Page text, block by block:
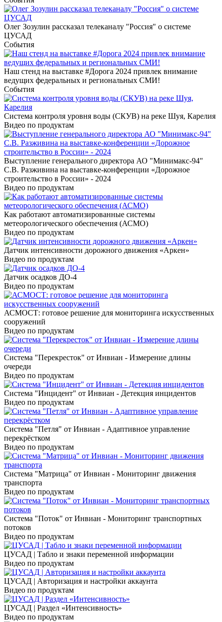
Олег Зозулин рассказал телеканалу "Россия" о системе
ЦУСАД
События
Наш стенд на выставке #Дорога 2024 привлек внимание
ведущих федеральных и региональных СМИ!
События
Система контроля уровня воды (СКУВ) на реке Шуя, Карелия
Видео по продуктам
Выступление генерального директора АО "Минимакс-94"
С.В. Разживина на выставке-конференции «Дорожное
строительство в России» - 2024
Видео по продуктам
Как работают автоматизированные системы
метеорологического обеспечения (АСМО)
Видео по продуктам
Датчик интенсивности дорожного движения «Аркен»
Видео по продуктам
Датчик осадков ДО-4
Видео по продуктам
АСМОСТ: готовое решение для мониторинга искусственных
сооружений
Видео по продуктам
Система "Перекресток" от Инвиан - Измерение длины
очереди
Видео по продуктам
Система "Инцидент" от Инвиан - Детекция инцидентов
Видео по продуктам
Система "Петля" от Инвиан - Адаптивное управление
перекрёстком
Видео по продуктам
Система "Матрица" от Инвиан - Мониторинг движения
транспорта
Видео по продуктам
Система "Поток" от Инвиан - Мониторинг транспортных
потоков
Видео по продуктам
ЦУСАД | Табло и знаки переменной информации
Видео по продуктам
ЦУСАД | Авторизация и настройки аккаунта
Видео по продуктам
ЦУСАД | Раздел «Интенсивность»
Видео по продуктам